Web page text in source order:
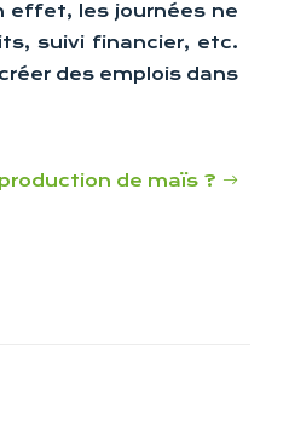
effet, les journées ne
suivi financier, etc.
des emplois dans
de maïs ?